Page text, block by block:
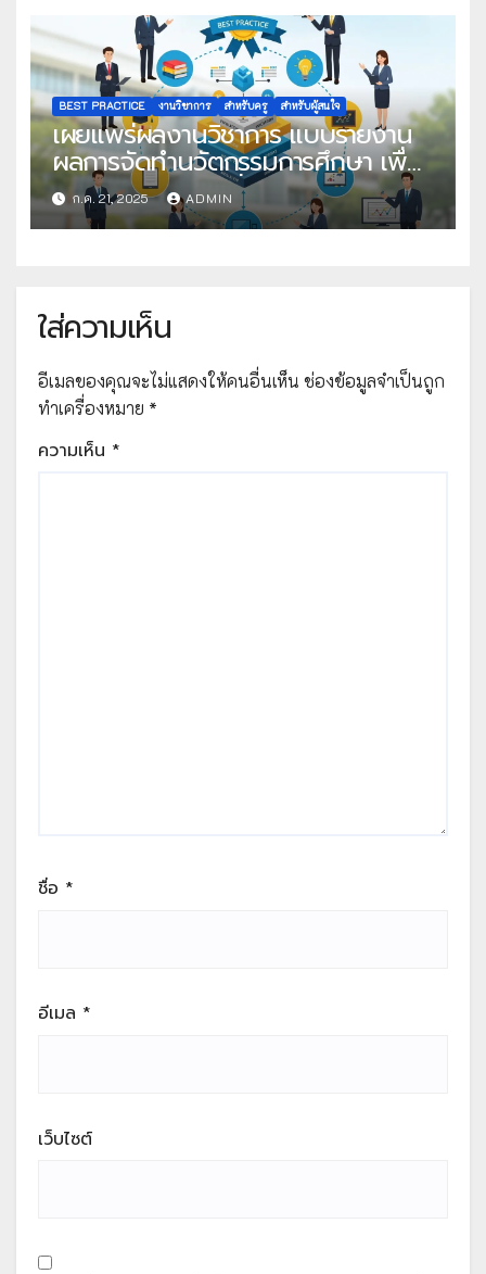
BEST PRACTICE งานวิชาการ สำหรับครู สำหรับผู้สนใจ
เผยแพร่ผลงานวิชาการ แบบรายงาน
ผลการจัดทำนวัตกรรมการศึกษา เพื่อ
คัดเลือกวิธีปฏิบัติที่เป็นเลิศ
ก.ค. 21, 2025 ADMIN
ใส่ความเห็น
อีเมลของคุณจะไม่แสดงให้คนอื่นเห็น ช่องข้อมูลจำเป็นถูก
ทำเครื่องหมาย *
ความเห็น *
ชื่อ *
อีเมล *
เว็บไซต์